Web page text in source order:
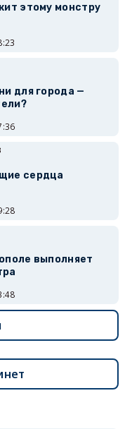
этому монстру
для города —
сердца
выполняет